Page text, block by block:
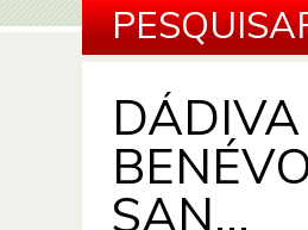
DÁDIVA
SAN...